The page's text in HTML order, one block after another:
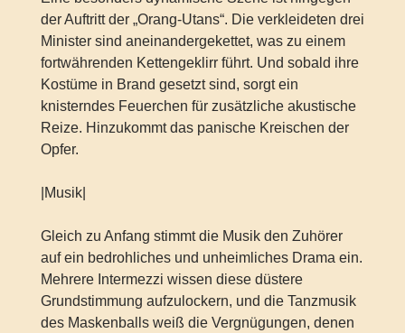
der Auftritt der „Orang-Utans“. Die verkleideten drei
Minister sind aneinandergekettet, was zu einem
fortwährenden Kettengeklirr führt. Und sobald ihre
Kostüme in Brand gesetzt sind, sorgt ein
knisterndes Feuerchen für zusätzliche akustische
Reize. Hinzukommt das panische Kreischen der
Opfer.
|Musik|
Gleich zu Anfang stimmt die Musik den Zuhörer
auf ein bedrohliches und unheimliches Drama ein.
Mehrere Intermezzi wissen diese düstere
Grundstimmung aufzulockern, und die Tanzmusik
des Maskenballs weiß die Vergnügungen, denen